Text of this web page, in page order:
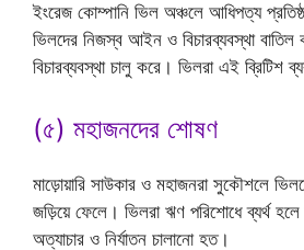
ইংরেজ কোম্পানি ভিল অঞ্চলে আধিপত্য
ভিলদের নিজস্ব আইন ও বিচারব্যবস্থা
বিচারব্যবস্থা চালু করে। ভিলরা এই ব্রিটিশ
(৫) মহাজনদের শোষণ
মাড়োয়ারি সাউকার ও মহাজনরা সুকৌশলে
জড়িয়ে ফেলে। ভিলরা ঋণ পরিশোধে ব্যর্থ
অত্যাচার ও নির্যাতন চালানো হত।